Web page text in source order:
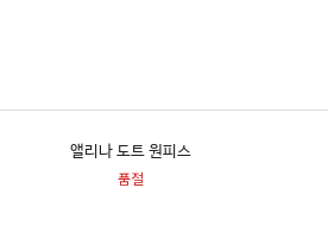
앨리나 도트 원피스
품절